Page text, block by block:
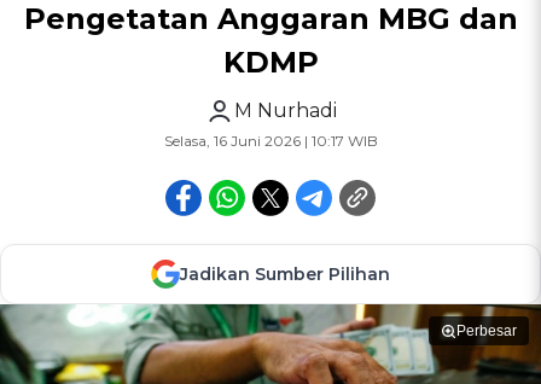
Pengetatan Anggaran MBG dan
KDMP
M Nurhadi
Selasa, 16 Juni 2026 | 10:17 WIB
Jadikan Sumber Pilihan
Perbesar